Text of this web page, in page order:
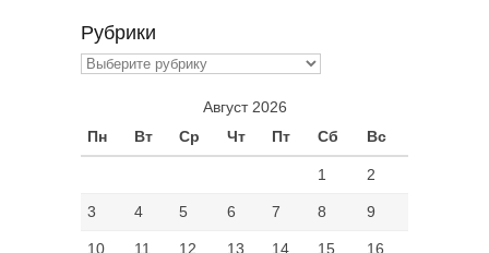
Рубрики
Рубрики
Август 2026
Пн
Вт Ср Чт Пт Сб Вс
1 2
3 4 5 6 7 8 9
10 11 12 13 14 15 16